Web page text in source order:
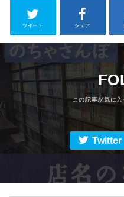
ツイート シェア
Twitter